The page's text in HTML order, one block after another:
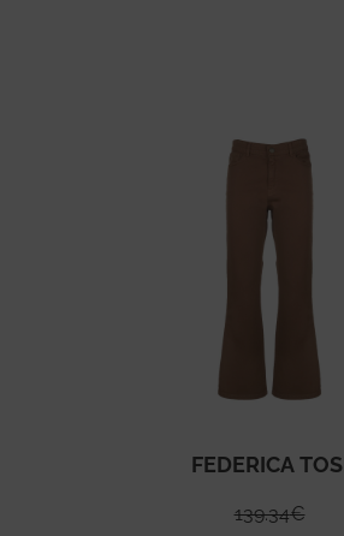
FEDERICA TOSI
139.34€